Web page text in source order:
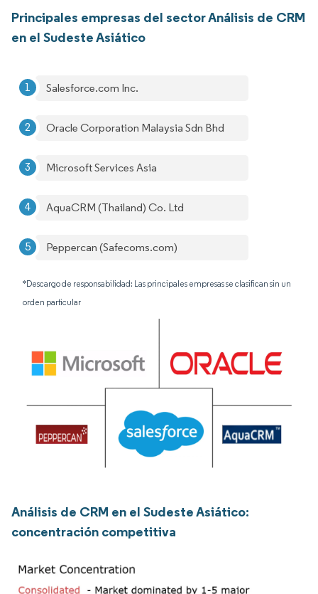
Principales empresas del sector Análisis de CRM
en el Sudeste Asiático
Salesforce.com Inc.
Oracle Corporation Malaysia Sdn Bhd
Microsoft Services Asia
AquaCRM (Thailand) Co. Ltd
Peppercan (Safecoms.com)
*Descargo de responsabilidad: Las principales empresas se clasifican sin un
orden particular
Análisis de CRM en el Sudeste Asiático:
concentración competitiva